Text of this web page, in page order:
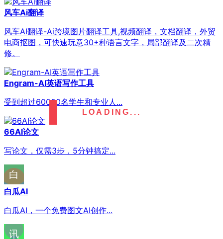
LOADING...
风车Ai翻译
风车AI翻译-Ai跨境图片翻译工具,视频翻译，文档翻译，外贸
电商抠图，可快速玩意30+种语言文字，局部翻译及二次精
修。
Engram-AI英语写作工具
受到超过60000名学生和专业人...
66AI论文
写论文，仅需3步，5分钟搞定...
白瓜AI
白瓜AI，一个免费图文AI创作...